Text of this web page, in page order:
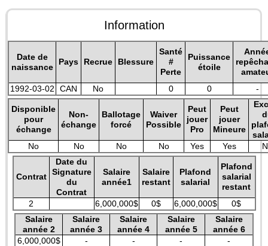
Information
Date de
naissance
Pays Recrue Blessure
Santé
#
Perte
Puissance
étoile
1992-03-02
CAN No 0 0 -
Disponible
pour
échange
Non-
échange
Ballotage
forcé
Waiver
Possible
Peut
jouer
Pro
Peut
jouer
Mineure
No
No No No Yes Yes
Contrat
Date du
Signature
du
Contrat
Salaire
année1
Salaire
restant
Plafond
salarial
Plafond
salarial
restant
2
6,000,000$ 0$ 6,000,000$
0$
Salaire
année 2
Salaire
année 3
Salaire
année 4
Salaire
année 5
Salaire
année 6
6,000,000$
- - -
-